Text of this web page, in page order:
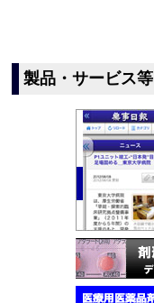
製品・サービス等